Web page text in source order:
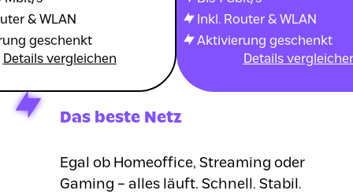
& WLAN
geschenkt
Details vergleichen
Inkl. Router & WLAN
Aktivierung geschenkt
Details
Das beste Netz
Egal ob Homeoffice, Streaming oder
Gaming – alles läuft. Schnell. Stabil.